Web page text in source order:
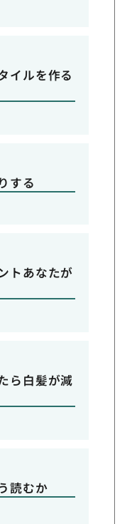
イルを作る
する
トあなたが
ら白髪が減
読むか